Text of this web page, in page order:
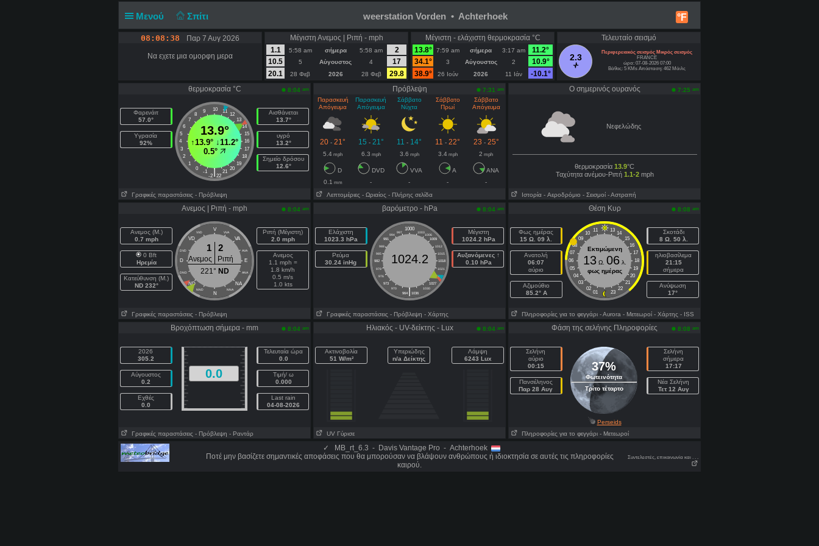
Μενού Σπίτι °F
weerstation Vorden • Achterhoek
08:08:38 Παρ 7 Αυγ 2026
Να εχετε μια ομορφη μερα
Μέγιστη Ανεμος | Ριπή - mph
1.1
5:58 am σήμερα 5:58 am
2
10.5
5 Αύγουστος 4
17
20.1
28 Φεβ 2026 28 Φεβ 29.8
Μέγιστη - ελάχιστη θερμοκρασία °C
13.8°
7:59 am σήμερα 3:17 am
11.2°
34.1°
3 Αύγουστος 2
10.9°
38.9°
26 Ιούν 2026 11 Ιάν -10.1°
Τελευταίο σεισμό
2.3
Περιφερειακός σεισμός Μικρός σεισμός
FRANCE
ώρα: 07-08-2026 07:00
Βάθος: 5 KMs Απόσταση: 462 Μάιλς
θερμοκρασία °C 8:04 am
Φαρενάιτ
57.0°
Υγρασία
92%
10
9 11
8
12
7
13
6
14
5
15
4
16
3
17
2
18
1
19
0
20
-1 21
|
-2 22
13.9°
↑13.9° ↓11.2°
0.5°
Αισθάνεται
13.7°
υγρό
13.2°
Σημείο δρόσου
12.6°
Γραφικές παραστάσεις - Πρόβλεψη
Πρόβλεψη 7:31 am
Παρασκευή
Απόγευμα
Παρασκευή
Απόγευμα
Σάββατο
Νύχτα
Σάββατο
Πρωί
Σάββατο
Απόγευμα
20 - 21° 15 - 21° 11 - 14° 11 - 22° 23 - 25°
5.4 mph 6.3 mph 3.6 mph 3.4mph 2 mph
D DVD VVA A
ANA
0.1 mm - - -
-
Λεπτομέριες - Ωριαίος - Πλήρης σελίδα
Ο σημερινός ουρανός 7:25 am
Νεφελώδης
θερμοκρασία 13.9°C
Ταχύτητα ανέμου-Ριπή 1.1-2mph
Ιστορία - Aεροδρόμιο - Σεισμοί - Αστραπή
Ανεμος | Ριπή - mph 8:04 am
Ανεμος (Μ.)
0.7 mph
0 Bft
Ηρεμία
Κατεύθυνση (Μ.)
ND 232°
V
VVD VVA
VD VA
DVD AVA
D E
DND ANA
ND NA
NND NNA
N
1 2
Ανεμος
Ριπή
221° ND
Ριπή (Μέγιστη)
2.0 mph
Ανεμος
1.1 mph =
1.8 km/h
0.5 m/s
1.0 kts
Γραφικές παραστάσεις - Πρόβλεψη
βαρόμετρο - hPa 8:04 am
Ελάχιστη
1023.3 hPa
Ρεύμα
30.24 inHg
1000
997 1003
994
1006
991
1009
988
1012
985
1015
982
1018
979
1021
976
1024
973
1027
970
1030
|
964 1036
1024.2
Μέγιστη
1024.2 hPa
Αυξανόμενες ↑
0.10 hPa
Γραφικές παραστάσεις - Πρόβλεψη - Χάρτης
Θέση Κυρ 8:08 am
Φως ημέρας
15 Ω. 09 λ.
Ανατολή
06:07
αύριο
Aζιμούθιο
85.2° A
11 13
10
14
09
15
08
16
07
17
06
18
05
19
04
20
03
21
02
22
01 23
Εκτιμώμενη
13Ω. 06λ.
φως ημέρας
Σκοτάδι
8 Ω. 50 λ.
ηλιοβασίλεμα
21:15
σήμερα
Ανύψωση
17°
Πληροφορίες για το φεγγάρι - Αυrora - Μετεωροί - Χάρτης - ISS
Βροχόπτωση σήμερα - mm 8:04 am
2026
305.2
Αύγουστος
0.2
Εχθές
0.0
0.0
Τελευταία ώρα
0.0
Τιμή/ ω
0.000
Last rain
04-08-2026
Γραφικές παραστάσεις - Πρόβλεψη - Ραντάρ
Ηλιακός - UV-δείκτης - Lux 8:04 am
Ακτινοβολία
51 W/m²
Υπεριώδης
n/a Δείκτης
Λάμψη
6243 Lux
UV Γύρισε
Φάση της σελήνης Πληροφορίες 8:08 am
Σελήνη
αύριο
00:15
Πανσέληνος
Παρ 28 Αυγ
37%
Φωτεινότητα
Τρίτο τέταρτο
Σελήνη
σήμερα
17:17
Νέα Σελήνη
Τετ 12 Αυγ
Perseids
Πληροφορίες για το φεγγάρι - Μετεωροί
✓
MB_rt_6.3 - Davis Vantage Pro - Achterhoek
Ποτέ μην βασίζετε σημαντικές αποφάσεις που θα μπορούσαν να βλάψουν ανθρώπους ή ιδιοκτησία σε αυτές τις πληροφορίες
καιρού.
Συντελεστές, επικοινωνία και . . .